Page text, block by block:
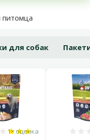
для собак
оценок: 1
Оценка 60%,
1× оценка